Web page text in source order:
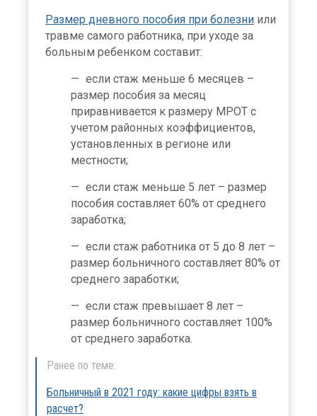
Размер дневного пособия при болезни или
травме самого работника, при уходе за
больным ребенком составит:
если стаж меньше 6 месяцев –
размер пособия за месяц
приравнивается к размеру МРОТ с
учетом районных коэффициентов,
установленных в регионе или
местности;
если стаж меньше 5 лет – размер
пособия составляет 60% от среднего
заработка;
если стаж работника от 5 до 8 лет –
размер больничного составляет 80% от
среднего заработки;
если стаж превышает 8 лет –
размер больничного составляет 100%
от среднего заработка.
Ранее по теме:
Больничный в 2021 году: какие цифры взять в
расчет?